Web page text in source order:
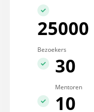
25000
Bezoekers
30
Mentoren
10